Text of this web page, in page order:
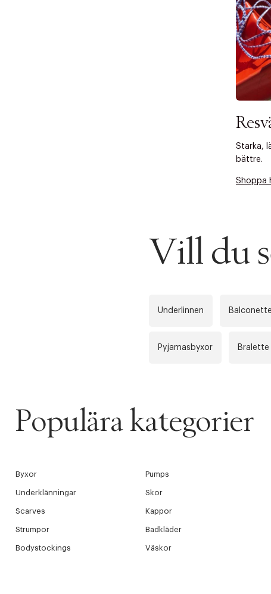
Starka,
bättre.
Shoppa
Vill du
Underlinnen
Pyjamasbyxor Bralette
Populära kategorier
Byxor Pumps
Underklänningar Skor
Scarves Kappor
Strumpor Badkläder
Bodystockings Väskor